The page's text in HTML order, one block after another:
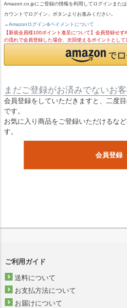
Amazon.co.jpにご登録の情報を利用してログインまた
カウントでログイン」ボタンよりお進みください。
→Amazonログイン&ペイメントについて
【新規会員様100ポイント進呈について】会員登録せ
の流れで会員登録した場合、次回使えるポイントとして
まだご登録がお済みでないお
会員登録をしていただきますと、二度
です。
お気に入り商品をご登録いただけるな
す。
会員登録
ご利用ガイド
送料について
お支払方法について
お届けについて